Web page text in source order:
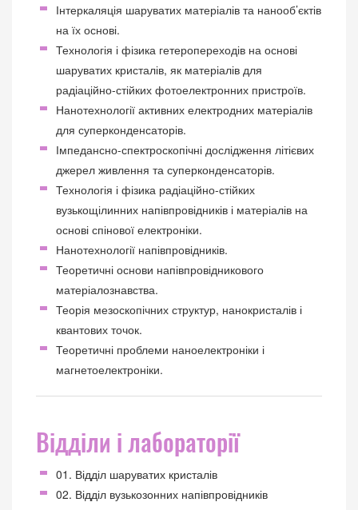
Інтеркаляція шаруватих матеріалів та нанооб’єктів
на їх основі.
Технологія і фізика гетеропереходів на основі
шаруватих кристалів, як матеріалів для
радіаційно-стійких фотоелектронних пристроїв.
Нанотехнології активних електродних матеріалів
для суперконденсаторів.
Імпедансно-спектроскопічні дослідження літієвих
джерел живлення та суперконденсаторів.
Технологія і фізика радіаційно-стійких
вузькощілинних напівпровідників і матеріалів на
основі спінової електроніки.
Нанотехнології напівпровідників.
Теоретичні основи напівпровідникового
матеріалознавства.
Теорія мезоскопічних структур, нанокристалів і
квантових точок.
Теоретичні проблеми наноелектроніки і
магнетоелектроніки.
Відділи і лабораторії
01. Відділ шаруватих кристалів
02. Відділ вузькозонних напівпровідників